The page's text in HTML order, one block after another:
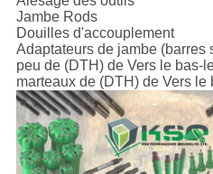
Jambe Rods
Douilles d'accouplement
Adaptateurs de jambe (barres
peu de (DTH) de Vers le bas-
marteaux de (DTH) de Vers le